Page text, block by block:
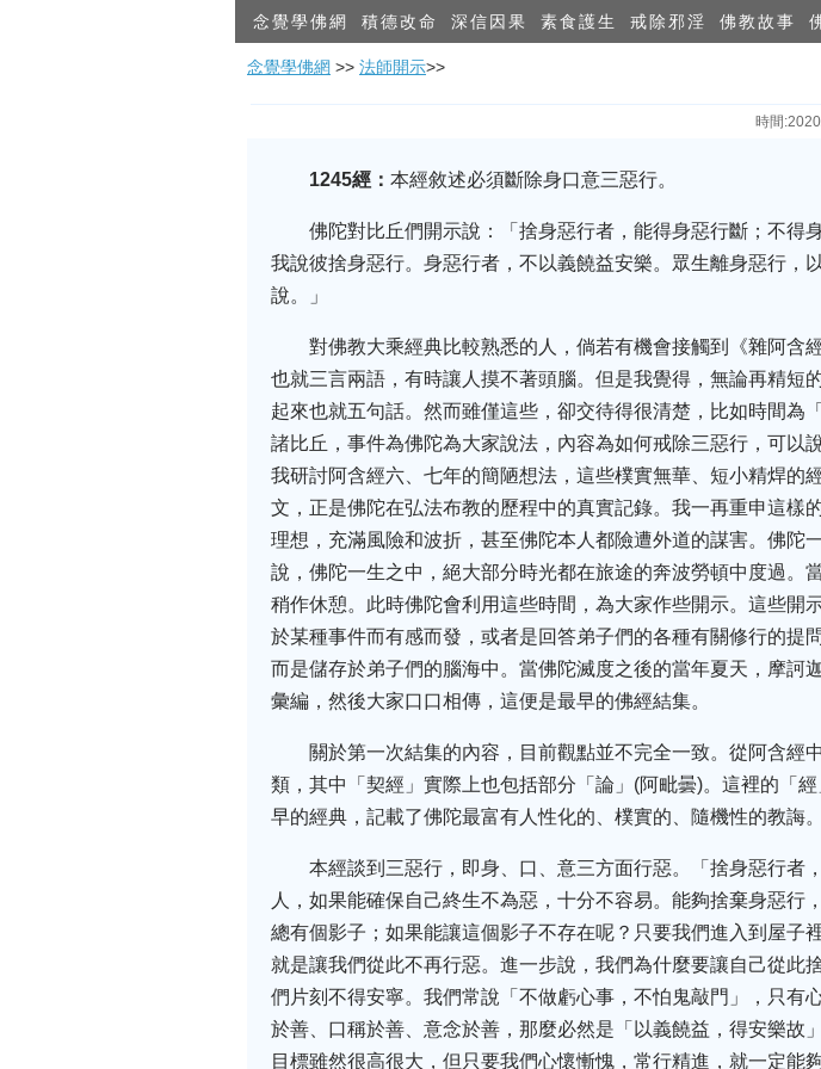
念覺學佛網 積德改命 深信因果 素食護生 戒除邪淫 佛教故事
念覺學佛網 >> 法師開示>>
時間
1245經： 本經敘述必須斷除身口意三惡行。
佛陀對比丘們開示說：「捨身惡行者，能得身惡行斷；不得
我說彼捨身惡行。身惡行者，不以義饒益安樂。眾生離身惡行，
說。」
對佛教大乘經典比較熟悉的人，倘若有機會接觸到《雜阿含
也就三言兩語，有時讓人摸不著頭腦。但是我覺得，無論再精短
起來也就五句話。然而雖僅這些，卻交待得很清楚，比如時間為
諸比丘，事件為佛陀為大家說法，內容為如何戒除三惡行，可以
我研討阿含經六、七年的簡陋想法，這些樸實無華、短小精焊的
文，正是佛陀在弘法布教的歷程中的真實記錄。我一再重申這樣
理想，充滿風險和波折，甚至佛陀本人都險遭外道的謀害。佛陀
說，佛陀一生之中，絕大部分時光都在旅途的奔波勞頓中度過。
稍作休憩。此時佛陀會利用這些時間，為大家作些開示。這些開
於某種事件而有感而發，或者是回答弟子們的各種有關修行的提
而是儲存於弟子們的腦海中。當佛陀滅度之後的當年夏天，摩訶
彙編，然後大家口口相傳，這便是最早的佛經結集。
關於第一次結集的內容，目前觀點並不完全一致。從阿含經
類，其中「契經」實際上也包括部分「論」(阿毗曇)。這裡的
早的經典，記載了佛陀最富有人性化的、樸實的、隨機性的教誨
本經談到三惡行，即身、口、意三方面行惡。「捨身惡行者
人，如果能確保自己終生不為惡，十分不容易。能夠捨棄身惡
總有個影子；如果能讓這個影子不存在呢？只要我們進入到屋
就是讓我們從此不再行惡。進一步說，我們為什麼要讓自己從
們片刻不得安寧。我們常說「不做虧心事，不怕鬼敲門」，只
於善、口稱於善、意念於善，那麼必然是「以義饒益，得安樂故
目標雖然很高很大，但只要我們心懷慚愧，常行精進，就一定能